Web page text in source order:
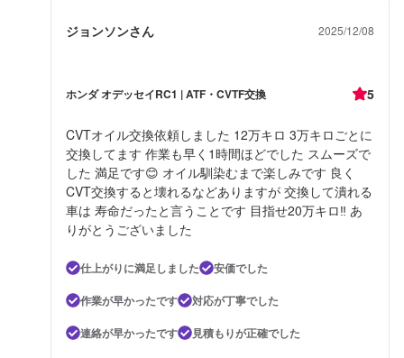
ジョンソンさん 2025/12/08
ホンダ オデッセイRC1 | ATF・CVTF交換 5
CVTオイル交換依頼しました 12万キロ 3万キロごとに
交換してます 作業も早く1時間ほどでした スムーズで
した 満足です😊 オイル馴染むまで楽しみです 良く
CVT交換すると壊れるなどありますが 交換して潰れる
車は 寿命だったと言うことです 目指せ20万キロ‼️ あ
りがとうございました
仕上がりに満足しました
安価でした
作業が早かったです
対応が丁寧でした
連絡が早かったです
見積もりが正確でした